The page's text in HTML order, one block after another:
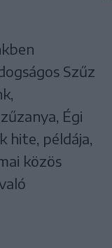
Szűz
Égi
hite, példája,
közös